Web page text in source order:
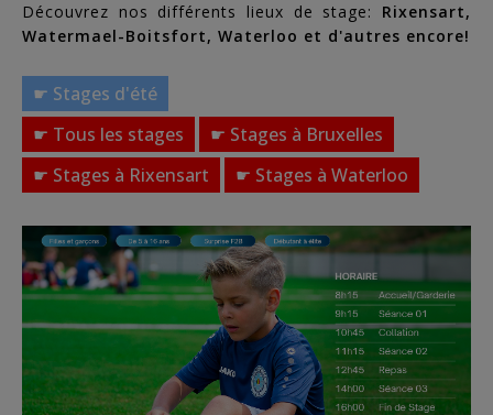
Lambert
Waterloo
Louvain-
la-
Neuve
Anniversaire
Catalogue
Women's
Cup
Découvrez nos différents lieux de stage: Rixensart,
Watermael-Boitsfort, Waterloo et d'autres encore!
☛ Stages d'été
☛ Tous les stages
☛ Stages à Bruxelles
☛ Stages à Rixensart
☛ Stages à Waterloo